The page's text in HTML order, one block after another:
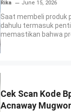
GLAD2GLOW
Rika June 15, 2026
Saat membeli produk
dahulu termasuk
memastikan bahwa
Cek Scan Kode
Acnaway